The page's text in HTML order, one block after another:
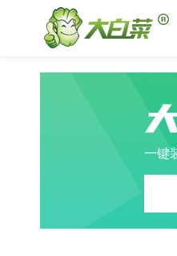
一键